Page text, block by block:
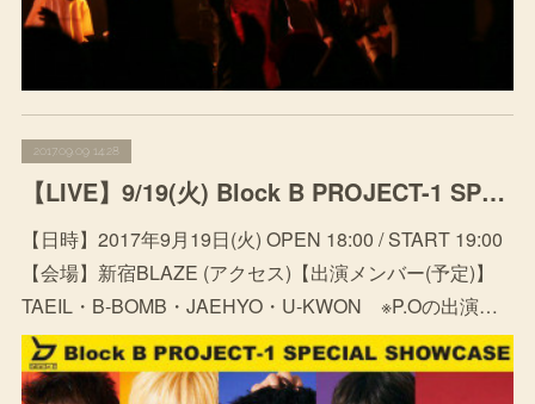
2017.09.09 14:28
【LIVE】9/19(火) Block B PROJECT-1 SPECIAL SHOWCASE @ Shinjuku BLAZE
【日時】2017年9月19日(火) OPEN 18:00 / START 19:00
【会場】新宿BLAZE (アクセス)【出演メンバー(予定)】
TAEIL・B-BOMB・JAEHYO・U-KWON ※P.Oの出演…